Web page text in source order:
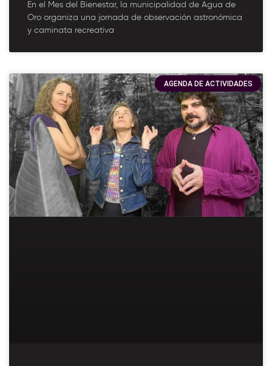
En el Mes del Bienestar, la municipalidad de Agua de
Oro organiza una jornada de observación astronómica
y caminata recreativa
AGENDA DE ACTIVIDADES